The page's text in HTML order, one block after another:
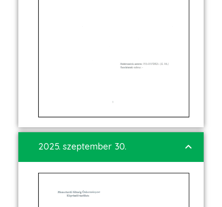
2025. szeptember 30.